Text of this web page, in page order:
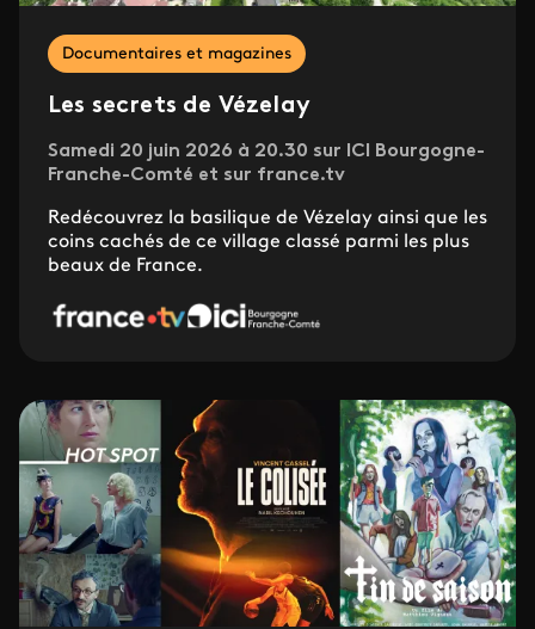
Documentaires et magazines
Les secrets de Vézelay
Samedi 20 juin 2026 à 20.30 sur ICI Bourgogne-
Franche-Comté et sur france.tv
Redécouvrez la basilique de Vézelay ainsi que les
coins cachés de ce village classé parmi les plus
beaux de France.